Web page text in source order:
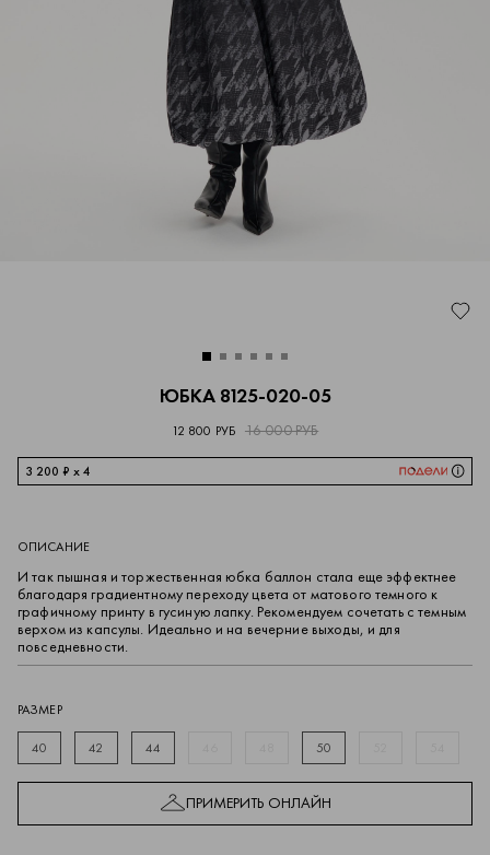
ЮБКА 8125-020-05
12 800 РУБ 16 000 РУБ
3 200 ₽ x 4
ОПИСАНИЕ
И так пышная и торжественная юбка баллон стала еще эффектнее
благодаря градиентному переходу цвета от матового темного к
графичному принту в гусиную лапку. Рекомендуем сочетать с темным
верхом из капсулы. Идеально и на вечерние выходы, и для
повседневности.
РАЗМЕР
40 42 44 50
ПРИМЕРИТЬ ОНЛАЙН